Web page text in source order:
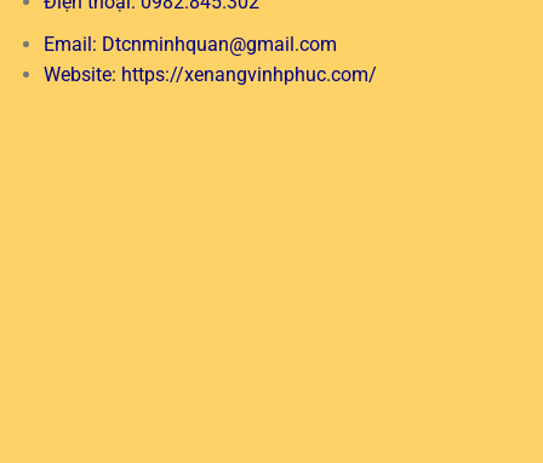
Email: Dtcnminhquan@gmail.com
Website: https://xenangvinhphuc.com/